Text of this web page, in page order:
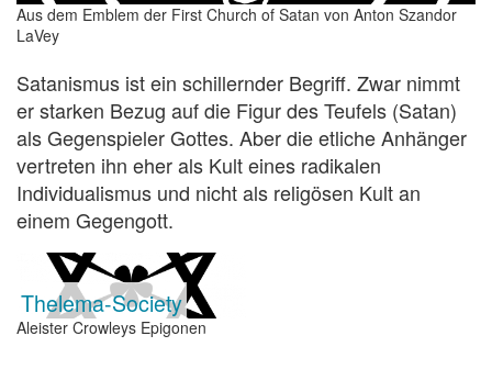
Aus dem Emblem der First Church of Satan von Anton Szandor
LaVey
Satanismus ist ein schillernder Begriff. Zwar nimmt
er starken Bezug auf die Figur des Teufels (Satan)
als Gegenspieler Gottes. Aber die etliche Anhänger
vertreten ihn eher als Kult eines radikalen
Individualismus und nicht als religösen Kult an
einem Gegengott.
Thelema-Society
Aleister Crowleys Epigonen